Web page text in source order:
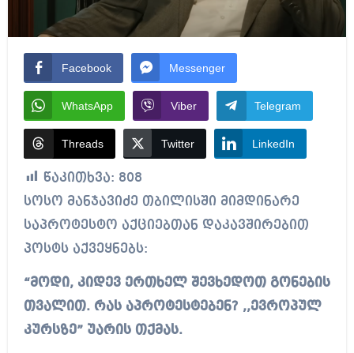
Facebook Messenger
WhatsApp Viber Telegram
Threads Twitter LinkedIn
წაკითხვა: 808
სოსო მანჯავიძე თბილისში მიმდინარე
საპროტესტო აქციებთან დაკავშირებით
პოსტს აქვეყნებს:
“მოდი, კიდევ ერთხელ შევხედოთ გონების
თვალით. რას აპროტესტებენ? ,,ევროპულ
კურსზე” უარის თქმას.